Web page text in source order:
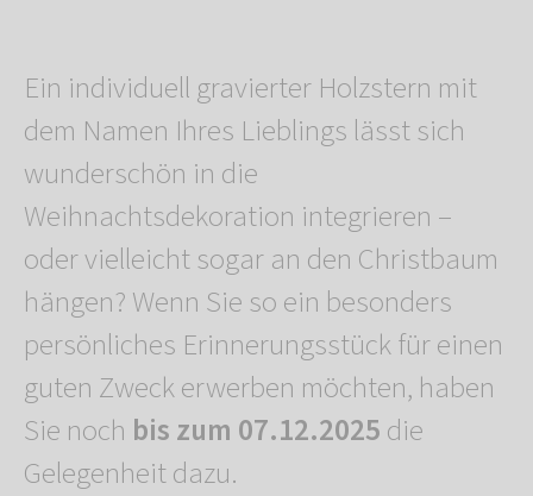
Ein individuell gravierter Holzstern mit
dem Namen Ihres Lieblings lässt sich
wunderschön in die
Weihnachtsdekoration integrieren –
oder vielleicht sogar an den Christbaum
hängen? Wenn Sie so ein besonders
persönliches Erinnerungsstück für einen
guten Zweck erwerben möchten, haben
Sie noch bis zum 07.12.2025die
Gelegenheit dazu.